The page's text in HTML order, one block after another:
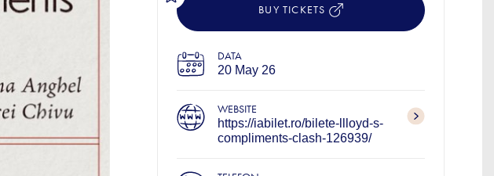
BUY TICKETS
DATA
20 May 26
WEBSITE
https://iabilet.ro/bilete-llloyd-s-
compliments-clash-126939/